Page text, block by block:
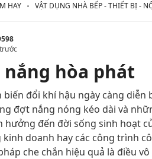
HAY VẬT DỤNG NHÀ BẾP - THIẾT BỊ -
nắng hòa phát
biến đổi khí hậu ngày càng
đợt nắng nóng kéo dài và
hưởng đến đời sống sinh hoạt
kinh doanh hay các công trình
che chắn hiệu quả là điều